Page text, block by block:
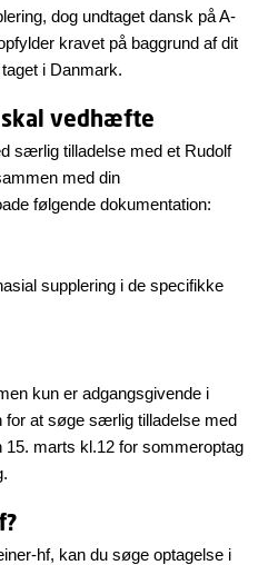
dog undtaget dansk på A-
kravet på baggrund af dit
i Danmark.
vedhæfte
særlig tilladelse med et Rudolf
med din
følgende dokumentation:
supplering i de specifikke
kun er adgangsgivende i
for at søge særlig tilladelse med
marts kl.12 for sommeroptag
hf, kan du søge optagelse i